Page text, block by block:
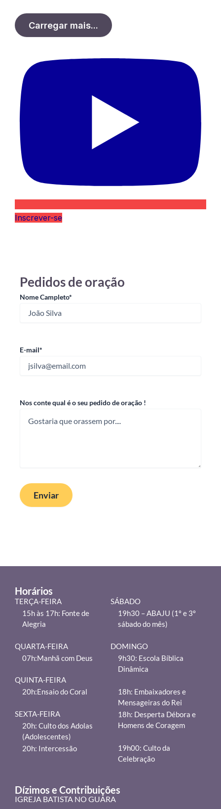
Carregar mais...
Inscrever-se
Pedidos de oração
Nome Campleto*
E-mail*
Nos conte qual é o seu pedido de oração !
Enviar
Horários
TERÇA-FEIRA
15h às 17h: Fonte de
Alegria
QUARTA-FEIRA
07h:Manhã com Deus
QUINTA-FEIRA
20h:Ensaio do Coral
SEXTA-FEIRA
20h: Culto dos Adolas
(Adolescentes)
20h: Intercessão
SÁBADO
19h30 – ABAJU (1º e 3º
sábado do mês)
DOMINGO
9h30: Escola Bíblica
Dinâmica
18h: Embaixadores e
Mensageiras do Rei
18h: Desperta Débora e
Homens de Coragem
19h00: Culto da
Celebração
Dízimos e Contribuições
IGREJA BATISTA NO GUARA